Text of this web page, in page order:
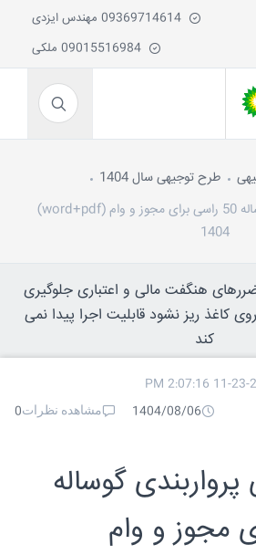
طرح توجیهی سال 1404
طرح توجیهی پرواربندی گوساله 50 راسی برای مجوز و وام (word+pdf)
1404
هنگفت مالی و اعتباری جلوگیری
کاغذ ریز نشود قابلیت اجرا پیدا نمی
کند
11-23-2025
1404/08/06
مشاهده نظرات0
گوساله
مجوز و وام